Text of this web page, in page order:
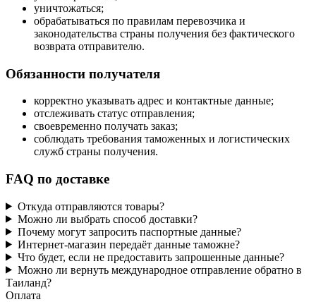
уничтожаться;
обрабатываться по правилам перевозчика и
законодательства страны получения без фактического
возврата отправителю.
Обязанности получателя
корректно указывать адрес и контактные данные;
отслеживать статус отправления;
своевременно получать заказ;
соблюдать требования таможенных и логистических
служб страны получения.
FAQ по доставке
Откуда отправляются товары?
Можно ли выбрать способ доставки?
Почему могут запросить паспортные данные?
Интернет-магазин передаёт данные таможне?
Что будет, если не предоставить запрошенные данные?
Можно ли вернуть международное отправление обратно в
Таиланд?
Оплата